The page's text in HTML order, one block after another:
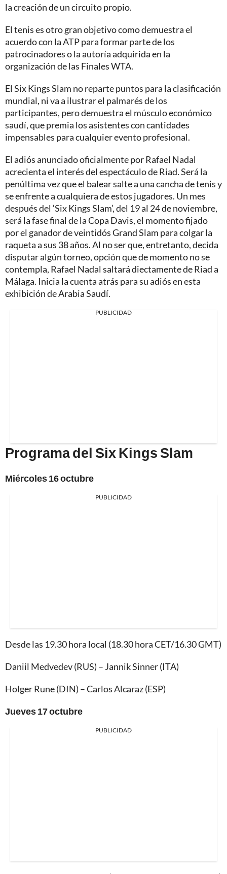
la creación de un circuito propio.
El tenis es otro gran objetivo como demuestra el
acuerdo con la ATP para formar parte de los
patrocinadores o la autoría adquirida en la
organización de las Finales WTA.
El Six Kings Slam no reparte puntos para la clasificación
mundial, ni va a ilustrar el palmarés de los
participantes, pero demuestra el músculo económico
saudí, que premia los asistentes con cantidades
impensables para cualquier evento profesional.
El adiós anunciado oficialmente por Rafael Nadal
acrecienta el interés del espectáculo de Riad. Será la
penúltima vez que el balear salte a una cancha de tenis y
se enfrente a cualquiera de estos jugadores. Un mes
después del ‘Six Kings Slam’, del 19 al 24 de noviembre,
será la fase final de la Copa Davis, el momento fijado
por el ganador de veintidós Grand Slam para colgar la
raqueta a sus 38 años. Al no ser que, entretanto, decida
disputar algún torneo, opción que de momento no se
contempla, Rafael Nadal saltará diectamente de Riad a
Málaga. Inicia la cuenta atrás para su adiós en esta
exhibición de Arabia Saudí.
PUBLICIDAD
Programa del Six Kings Slam
Miércoles 16 octubre
PUBLICIDAD
Desde las 19.30 hora local (18.30 hora CET/16.30 GMT)
Daniil Medvedev (RUS) – Jannik Sinner (ITA)
Holger Rune (DIN) – Carlos Alcaraz (ESP)
Jueves 17 octubre
PUBLICIDAD